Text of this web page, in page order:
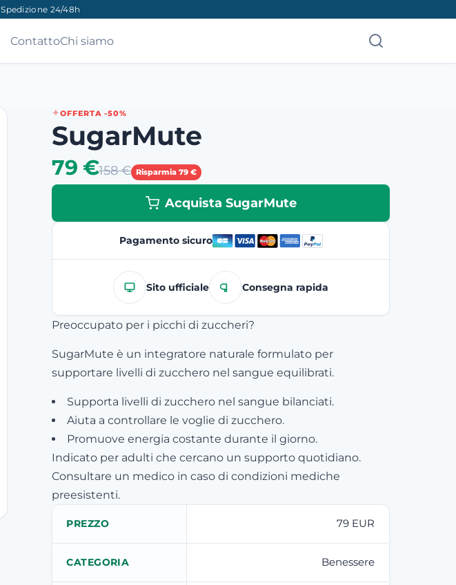
Spedizione 24/48h
ContattoChi siamo
OFFERTA -50%
SugarMute
79 €158 € Risparmia 79 €
Acquista SugarMute
Pagamento sicuro
Sito ufficiale Consegna rapida
Preoccupato per i picchi di zuccheri?
SugarMute è un integratore naturale formulato per
supportare livelli di zucchero nel sangue equilibrati.
Supporta livelli di zucchero nel sangue bilanciati.
Aiuta a controllare le voglie di zucchero.
Promuove energia costante durante il giorno.
Indicato per adulti che cercano un supporto quotidiano.
Consultare un medico in caso di condizioni mediche
preesistenti.
PREZZO 79 EUR
CATEGORIA Benessere